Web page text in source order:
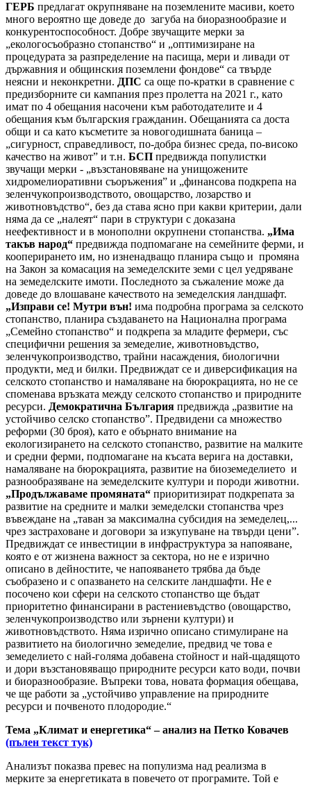
ГЕРБ предлагат окрупняване на поземлените масиви, което
много вероятно ще доведе до загуба на биоразнообразие и
конкурентоспособност. Добре звучащите мерки за
„екологосъобразно стопанство“ и „оптимизиране на
процедурата за разпределение на пасища, мери и ливади от
държавния и общинския поземлени фондове“ са твърде
неясни и неконкретни. ДПС са още по-кратки в сравнение с
предизборните си кампания през пролетта на 2021 г., като
имат по 4 обещания насочени към работодателите и 4
обещания към българския гражданин. Обещанията са доста
общи и са като късметите за новогодишната баница –
„сигурност, справедливост, по-добра бизнес среда, по-високо
качество на живот” и т.н. БСП предвижда популистки
звучащи мерки - „възстановяване на унищожените
хидромелиоративни съоръжения” и „финансова подкрепа на
зеленчукопроизводството, овощарство, лозарство и
животновъдство“, без да става ясно при какви критерии, дали
няма да се „налеят“ пари в структури с доказана
неефективност и в монополни окрупнени стопанства. „Има
такъв народ“ предвижда подпомагане на семейните ферми, и
кооперирането им, но изненадващо планира също и промяна
на Закон за комасация на земеделските земи с цел уедряване
на земеделските имоти. Последното за съжаление може да
доведе до влошаване качеството на земеделския ландшафт.
„Изправи се! Мутри вън! има подробна програма за селското
стопанство, планира създаването на Национална програма
„Семейно стопанство“ и подкрепа за младите фермери, със
специфични решения за земеделие, животновъдство,
зеленчукопроизводство, трайни насаждения, биологични
продукти, мед и билки. Предвиждат се и диверсификация на
селското стопанство и намаляване на бюрокрацията, но не се
споменава връзката между селското стопанство и природните
ресурси. Демократична България предвижда „развитие на
устойчиво селско стопанство”. Предвидени са множество
реформи (30 броя), като е обърнато внимание на
екологизирането на селското стопанство, развитие на малките
и средни ферми, подпомагане на късата верига на доставки,
намаляване на бюрокрацията, развитие на биоземеделието и
разнообразяване на земеделските култури и породи животни.
„Продължаваме промяната“ приоритизират подкрепата за
развитие на средните и малки земеделски стопанства чрез
въвеждане на „таван за максимална субсидия на земеделец,...
чрез застраховане и договори за изкупуване на твърди цени”.
Предвиждат се инвестиции в инфраструктура за напояване,
която е от жизнена важност за сектора, но не е изрично
описано в дейностите, че напояването трябва да бъде
съобразено и с опазването на селските ландшафти. Не е
посочено кои сфери на селското стопанство ще бъдат
приоритетно финансирани в растениевъдство (овощарство,
зеленчукопроизводство или зърнени култури) и
животновъдството. Няма изрично описано стимулиране на
развитието на биологично земеделие, предвид че това е
земеделието с най-голяма добавена стойност и най-щадящото
и дори възстановяващо природните ресурси като води, почви
и биоразнообразие. Въпреки това, новата формация обещава,
че ще работи за „устойчиво управление на природните
ресурси и почвеното плодородие.“
Тема „Климат и енергетика“ – анализ на Петко Ковачев
(пълен текст тук)
Анализът показва превес на популизма над реализма в
мерките за енергетиката в повечето от програмите. Той е